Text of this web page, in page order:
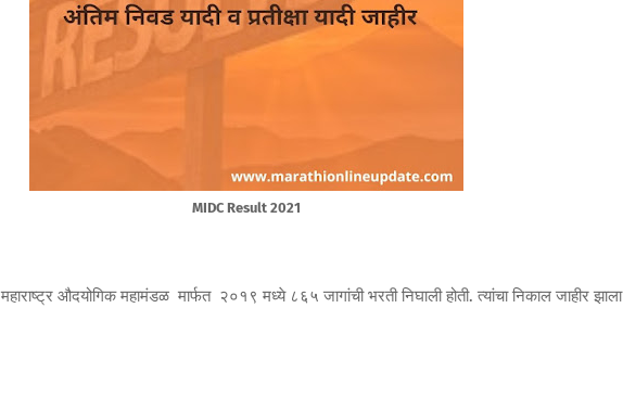
MIDC Result 2021
महाराष्ट्र औदयोगिक महामंडळ मार्फत २०१९ मध्ये ८६५ जागांची भरती निघाली होती. त्यांचा निकाल जाहीर झाला